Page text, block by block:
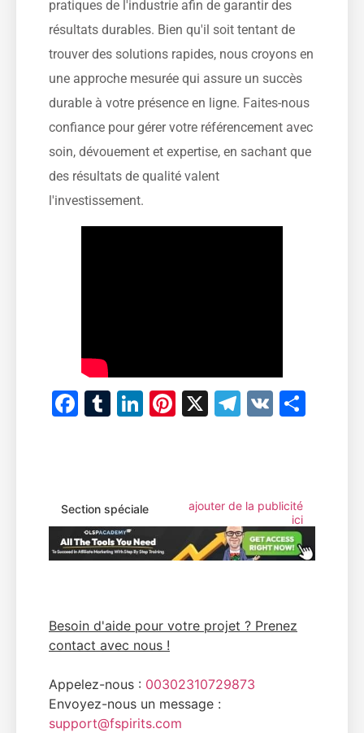
pratiques de l'industrie afin de garantir des
résultats durables. Bien qu'il soit tentant de
trouver des solutions rapides, nous croyons en
une approche mesurée qui assure un succès
durable à votre présence en ligne. Faites-nous
confiance pour gérer votre référencement avec
soin, dévouement et expertise, en sachant que
des résultats de qualité valent
l'investissement.
Facebook
Tumblr
LinkedIn
Pinterest
X Telegram
VK
Section spéciale
ajouter de la publicité
ici
Besoin d'aide pour votre projet ? Prenez
contact avec nous !
Appelez-nous : 00302310729873
Envoyez-nous un message :
support@fspirits.com